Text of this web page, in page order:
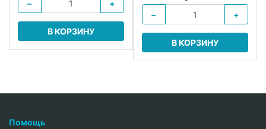
−
+
В КОРЗИНУ
−
+
В КОРЗИНУ
Помощь